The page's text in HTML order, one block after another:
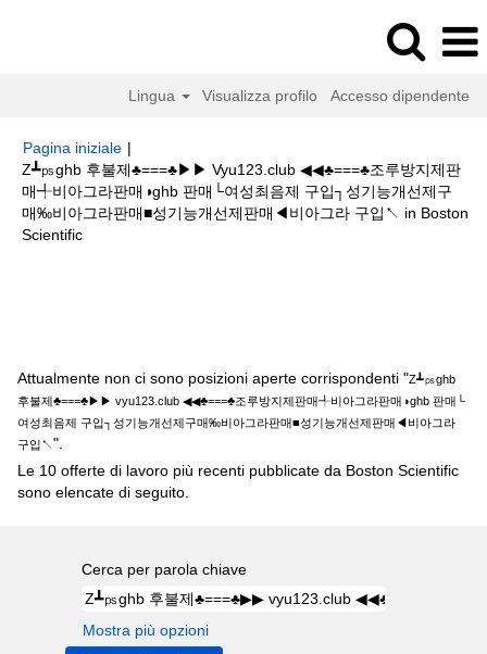
Lingua Visualizza profilo Accesso dipendente
Pagina iniziale |
Z┻㎰ghb 후불제♣===♣▶▶ Vyu123.club ◀◀♣===♣조루방지제판
매╃비아그라판매◑ghb 판매└여성최음제 구입┐성기능개선제구
매‰비아그라판매■성기능개선제판매◀비아그라 구입↖ in Boston
Scientific(pagina
Attualmente non ci sono posizioni aperte corrispondenti "Z┻㎰ghb
후불제♣===♣▶▶ vyu123.club ◀◀♣===♣조루방지제판매╃비아그라판매◑ghb 판매└
여성최음제 구입┐성기능개선제구매‰비아그라판매■성기능개선제판매◀비아그라
구입↖".
Le 10 offerte di lavoro più recenti pubblicate da Boston Scientific
sono elencate di seguito.
Cerca per parola chiave
Mostra più opzioni